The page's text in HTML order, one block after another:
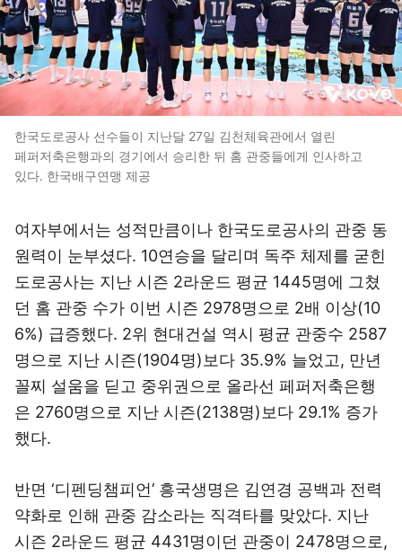
한국도로공사 선수들이 지난달 27일 김천체육관에서 열린
페퍼저축은행과의 경기에서 승리한 뒤 홈 관중들에게 인사하고
있다. 한국배구연맹 제공
여자부에서는 성적만큼이나 한국도로공사의 관중 동
원력이 눈부셨다. 10연승을 달리며 독주 체제를 굳힌
도로공사는 지난 시즌 2라운드 평균 1445명에 그쳤
던 홈 관중 수가 이번 시즌 2978명으로 2배 이상(10
6%) 급증했다. 2위 현대건설 역시 평균 관중수 2587
명으로 지난 시즌(1904명)보다 35.9% 늘었고, 만년
꼴찌 설움을 딛고 중위권으로 올라선 페퍼저축은행
은 2760명으로 지난 시즌(2138명)보다 29.1% 증가
했다.
반면 ‘디펜딩챔피언’ 흥국생명은 김연경 공백과 전력
약화로 인해 관중 감소라는 직격타를 맞았다. 지난
시즌 2라운드 평균 4431명이던 관중이 2478명으로,